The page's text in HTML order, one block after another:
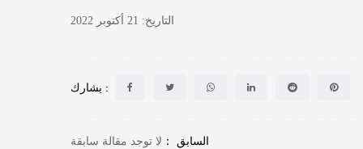
التاريخ: 21 أكتوبر 2022
يشارك :
السابق ： لا توجد مقالة سابقة